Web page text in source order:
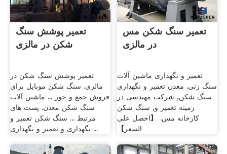
تعمیر پوشش سنگ
شکن در مالزی
تعمیر پوشش سنگ شکن در
مالزی. سنگ شکن موبایل برای
فروش جمع و جور ... ماشین آلات
سنگ شکن معدن. پست های
مرتبط ... سنگ شکن تعمیر و
نگهداری و تعمیر و نگهداری ...
تعمیر سنگ شکن مس
در مالزی
تعمیر و نگهداری ماشین آلات
سنگ زنی. معدن تعمیر و نگهداری
سنگ شکن, شرکت مهندسی در
زمینه تعمیر و, سنگ شکن
کارخانه مس. 【احصل على
السعر】